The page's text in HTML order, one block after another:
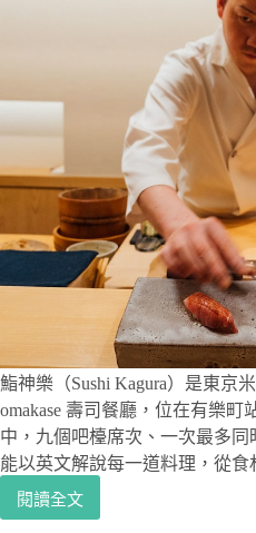
御
徒
近
40
年
天
羅
吧
台
看
師
傅
炸
才
鮨神樂（Sushi Kagura）是東京
omakase 壽司餐廳，位在有樂町
中，九個吧檯席次、一次最多
能以英文解說每一道料理，從
閱讀全文
東